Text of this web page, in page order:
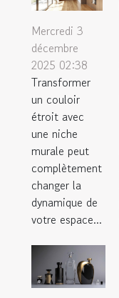
Mercredi 3
décembre
2025 02:38
Transformer
un couloir
étroit avec
une niche
murale peut
complètement
changer la
dynamique de
votre espace...